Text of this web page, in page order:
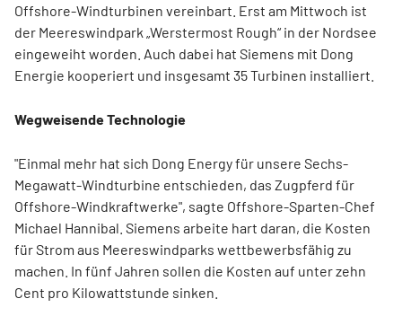
Offshore-Windturbinen vereinbart. Erst am Mittwoch ist
der Meereswindpark „Werstermost Rough“ in der Nordsee
eingeweiht worden. Auch dabei hat Siemens mit Dong
Energie kooperiert und insgesamt 35 Turbinen installiert.
Wegweisende Technologie
"Einmal mehr hat sich Dong Energy für unsere Sechs-
Megawatt-Windturbine entschieden, das Zugpferd für
Offshore-Windkraftwerke", sagte Offshore-Sparten-Chef
Michael Hannibal. Siemens arbeite hart daran, die Kosten
für Strom aus Meereswindparks wettbewerbsfähig zu
machen. In fünf Jahren sollen die Kosten auf unter zehn
Cent pro Kilowattstunde sinken.